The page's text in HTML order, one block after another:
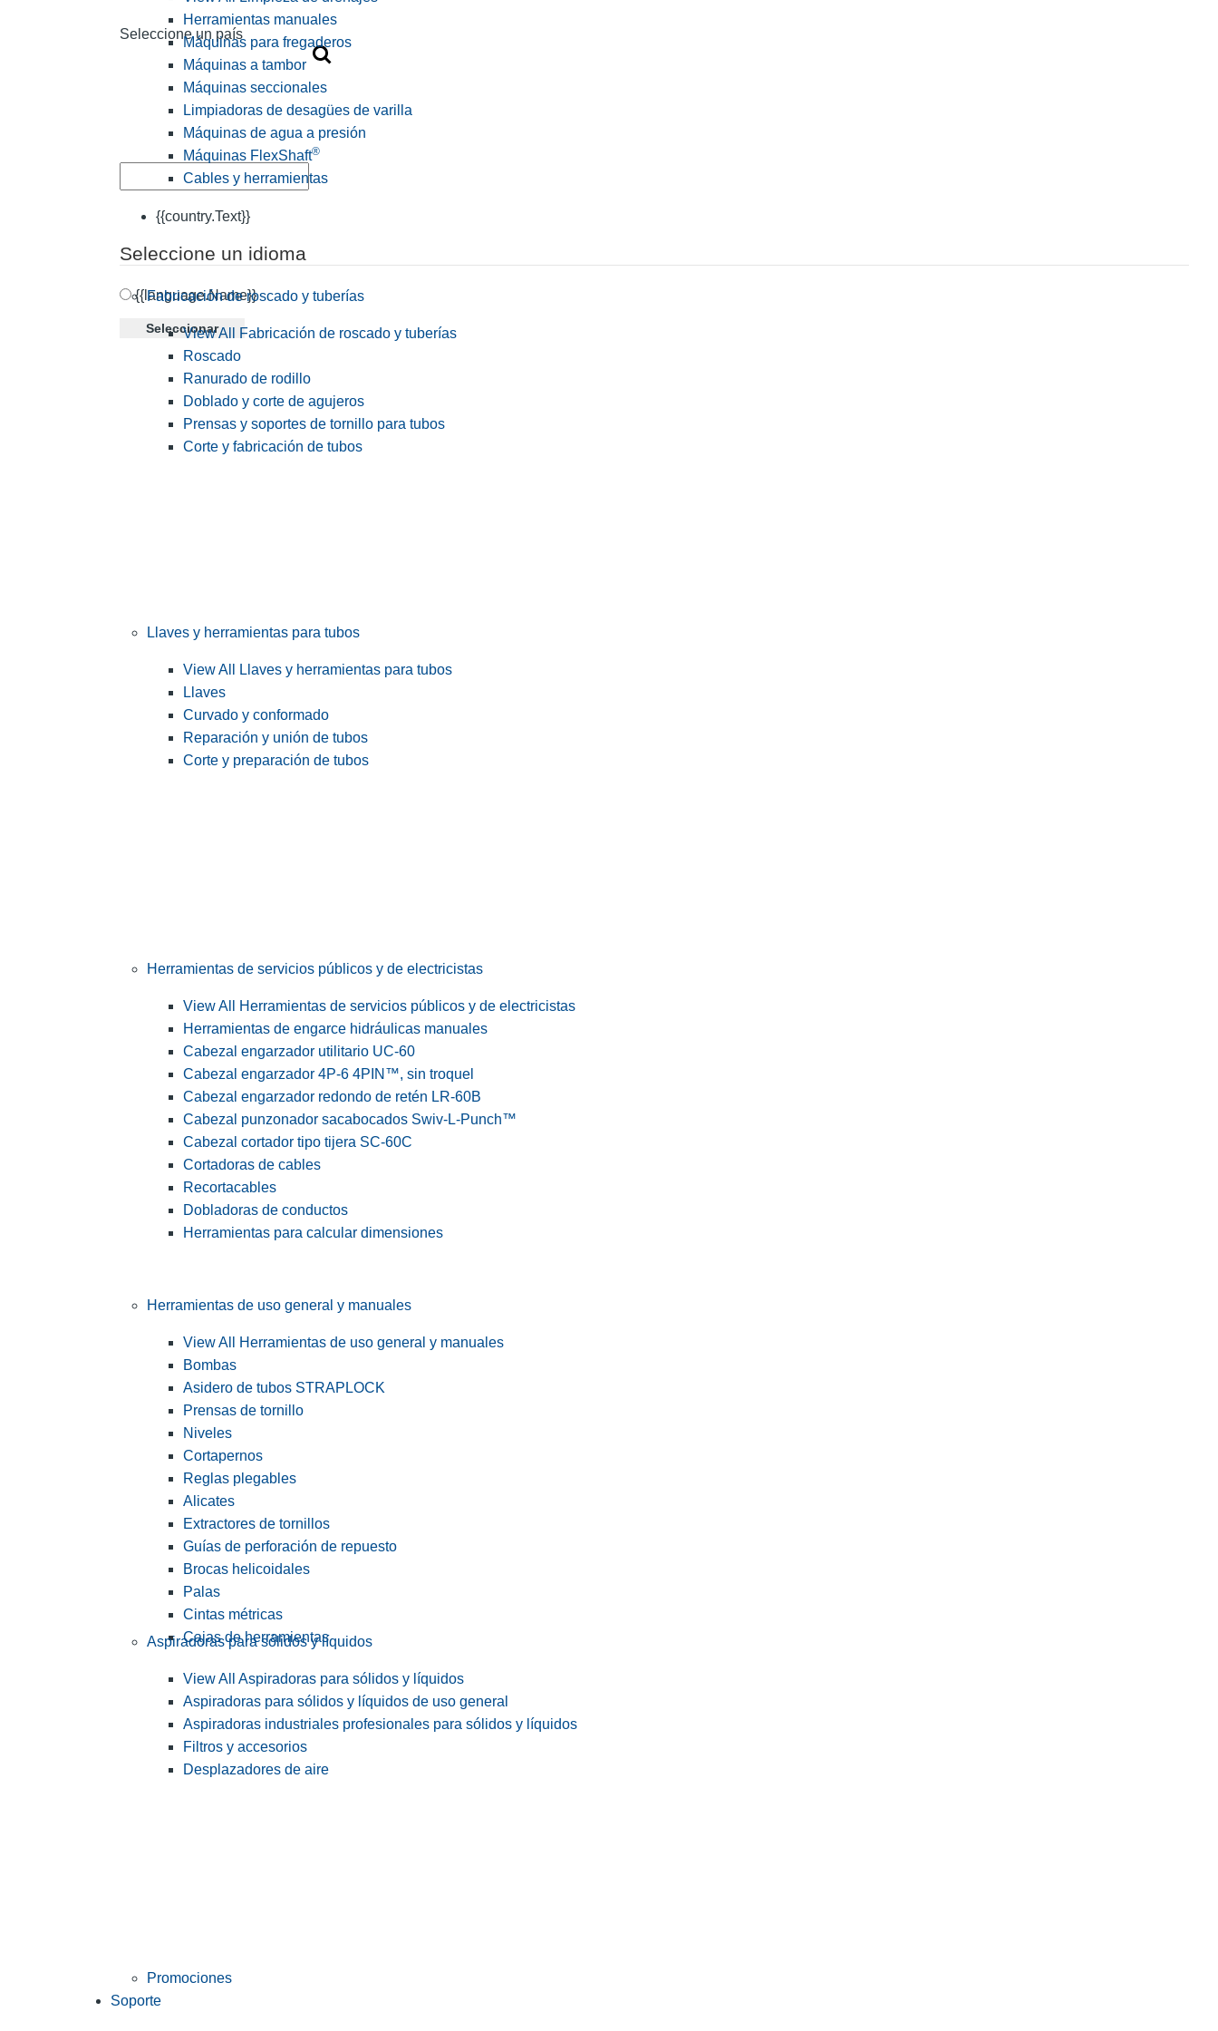
Seleccione un país
{{country.Text}}
Seleccione un idioma
{{language.Name}}
Seleccionar
Herramientas manuales
Máquinas para fregaderos
Máquinas a tambor
Máquinas seccionales
Limpiadoras de desagües de varilla
Máquinas de agua a presión
Máquinas FlexShaft®
Cables y herramientas
Fabricación de roscado y tuberías
View All Fabricación de roscado y tuberías
Roscado
Ranurado de rodillo
Doblado y corte de agujeros
Prensas y soportes de tornillo para tubos
Corte y fabricación de tubos
Llaves y herramientas para tubos
View All Llaves y herramientas para tubos
Llaves
Curvado y conformado
Reparación y unión de tubos
Corte y preparación de tubos
Herramientas de servicios públicos y de electricistas
View All Herramientas de servicios públicos y de electricistas
Herramientas de engarce hidráulicas manuales
Cabezal engarzador utilitario UC-60
Cabezal engarzador 4P-6 4PIN™, sin troquel
Cabezal engarzador redondo de retén LR-60B
Cabezal punzonador sacabocados Swiv-L-Punch™
Cabezal cortador tipo tijera SC-60C
Cortadoras de cables
Recortacables
Dobladoras de conductos
Herramientas para calcular dimensiones
Herramientas de uso general y manuales
View All Herramientas de uso general y manuales
Bombas
Asidero de tubos STRAPLOCK
Prensas de tornillo
Niveles
Cortapernos
Reglas plegables
Alicates
Extractores de tornillos
Guías de perforación de repuesto
Brocas helicoidales
Palas
Cintas métricas
Cajas de herramientas
Aspiradoras para sólidos y líquidos
View All Aspiradoras para sólidos y líquidos
Aspiradoras para sólidos y líquidos de uso general
Aspiradoras industriales profesionales para sólidos y líquidos
Filtros y accesorios
Desplazadores de aire
Promociones
Soporte